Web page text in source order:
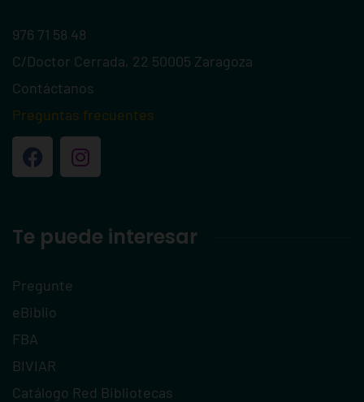
976 71 58 48
C/Doctor Cerrada, 22 50005 Zaragoza
Contáctanos
Preguntas frecuentes
Te puede interesar
Pregunte
eBiblio
FBA
BIVIAR
Catálogo Red Bibliotecas